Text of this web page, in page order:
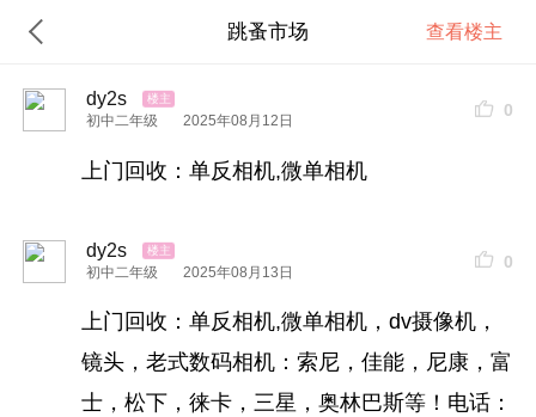
跳蚤市场 查看楼主
dy2s
初中二年级 2025年08月12日
0
上门回收：单反相机,微单相机
dy2s
初中二年级 2025年08月13日
0
上门回收：单反相机,微单相机，dv摄像机，
镜头，老式数码相机：索尼，佳能，尼康，富
士，松下，徕卡，三星，奥林巴斯等！电话：